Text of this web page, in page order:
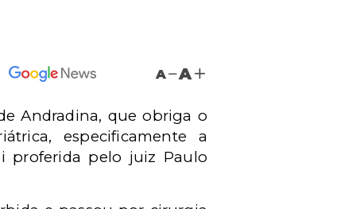
A A
Andradina, que obriga o
especificamente a
proferida pelo juiz Paulo